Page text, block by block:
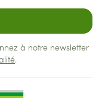
à notre newsletter
.